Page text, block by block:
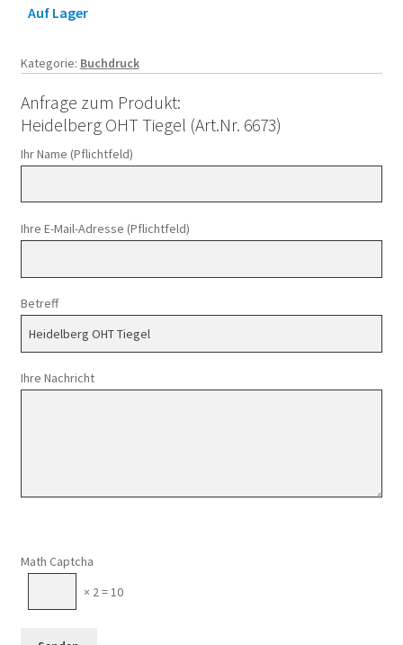
Auf Lager
Kategorie: Buchdruck
Anfrage zum Produkt:
Heidelberg OHT Tiegel (Art.Nr. 6673)
Ihr Name (Pflichtfeld)
Ihre E-Mail-Adresse (Pflichtfeld)
Betreff
Ihre Nachricht
Math Captcha
× 2 = 10